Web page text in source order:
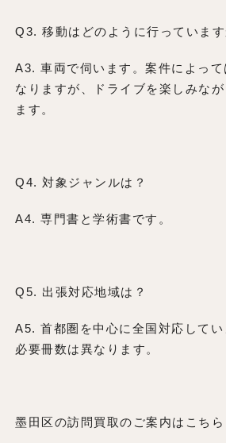
Q3. 移動はどのように行っています
A3. 車両で伺います。案件によって
なりますが、ドライブを楽しみな
ます。
Q4. 対象ジャンルは？
A4. 専門書と学術書です。
Q5. 出張対応地域は？
A5. 首都圏を中心に全国対応してい
必要冊数は異なります。
墨田区の訪問買取のご案内はこちら